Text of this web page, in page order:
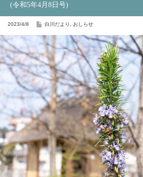
(令和5年4月8日号)
2023/4/8 白川だより おしらせ